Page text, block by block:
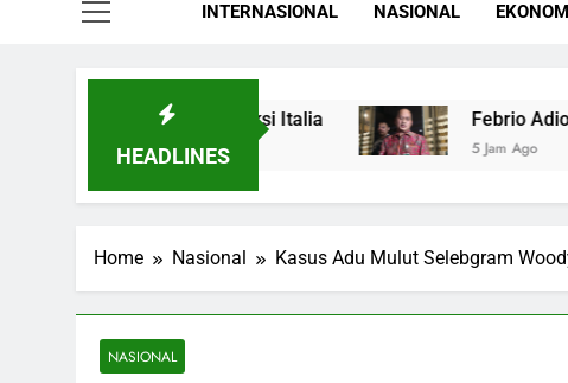
INTERNASIONAL NASIONAL
HEADLINES
Spanyol Siap Sanksi Italia Febrio Adiono
5 Jam Ago
Home Nasional Kasus Adu Mulut Selebgram
NASIONAL